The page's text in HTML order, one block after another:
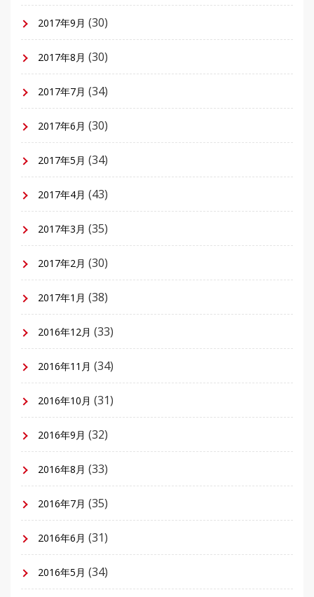
2017年9月 (30)
2017年8月 (30)
2017年7月 (34)
2017年6月 (30)
2017年5月 (34)
2017年4月 (43)
2017年3月 (35)
2017年2月 (30)
2017年1月 (38)
2016年12月 (33)
2016年11月 (34)
2016年10月 (31)
2016年9月 (32)
2016年8月 (33)
2016年7月 (35)
2016年6月 (31)
2016年5月 (34)